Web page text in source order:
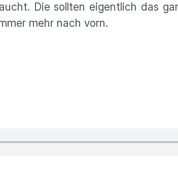
Die sollten eigentlich das
mehr nach vorn.